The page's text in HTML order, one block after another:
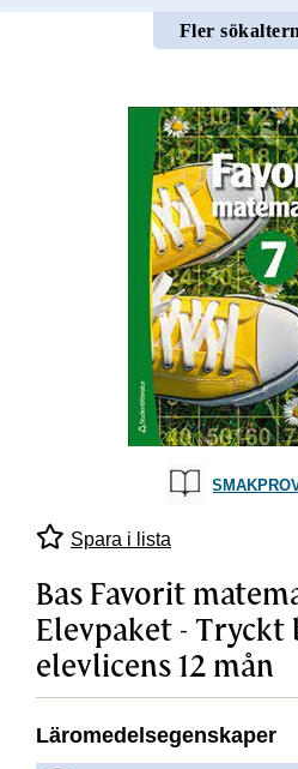
Fler
Spara i lista
Bas Favorit
Elevpaket - Tryckt
elevlicens 12 mån
Läromedelsegenskaper